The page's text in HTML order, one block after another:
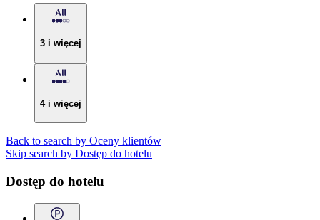
3 i więcej
4 i więcej
Back to search by Oceny klientów
Skip search by Dostęp do hotelu
Dostęp do hotelu